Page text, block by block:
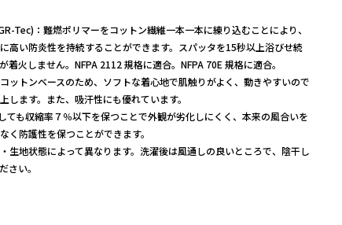
Tec)：難燃ポリマーをコットン繊維一本一本に練り込むことにより、
高い防炎性を持続することができます。スパッタを15秒以上浴びせ続
着火しません。NFPA 2112 規格に適合。NFPA 70E 規格に適合。
ットンベースのため、ソフトな着心地で肌触りがよく、動きやすいので
します。また、吸汗性にも優れています。
ても収縮率７％以下を保つことで外観が劣化しにくく、本来の風合いを
く防護性を保つことができます。
生地状態によって異なります。洗濯後は風通しの良いところで、陰干し
さい。